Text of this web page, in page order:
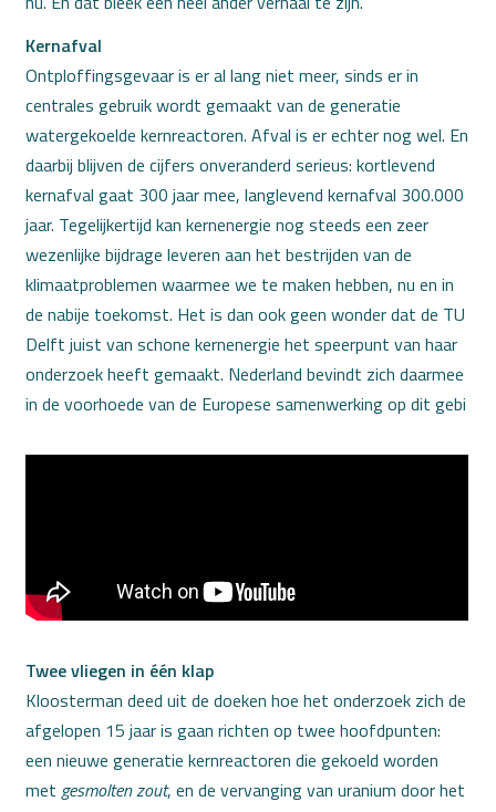
Kernafval
Ontploffingsgevaar is er al lang niet meer, sinds er in
centrales gebruik wordt gemaakt van de generatie
watergekoelde kernreactoren. Afval is er echter nog wel. En
daarbij blijven de cijfers onveranderd serieus: kortlevend
kernafval gaat 300 jaar mee, langlevend kernafval 300.000
jaar. Tegelijkertijd kan kernenergie nog steeds een zeer
wezenlijke bijdrage leveren aan het bestrijden van de
klimaatproblemen waarmee we te maken hebben, nu en in
de nabije toekomst. Het is dan ook geen wonder dat de TU
Delft juist van schone kernenergie het speerpunt van haar
onderzoek heeft gemaakt. Nederland bevindt zich daarmee
in de voorhoede van de Europese samenwerking op dit gebi
Twee vliegen in één klap
Kloosterman deed uit de doeken hoe het onderzoek zich de
afgelopen 15 jaar is gaan richten op twee hoofdpunten:
een nieuwe generatie kernreactoren die gekoeld worden
met gesmoltenzout, en de vervanging van uranium door het